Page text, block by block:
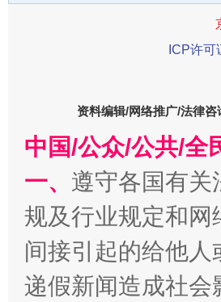
千年窑火 生生不息
ICP许
资料编辑/网络推广/法律咨
中国/公众/公共/全
一、 遵守各国有关
规及行业规定和
间接引起的给他
递假新闻造成社